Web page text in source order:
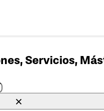
Servicios,
×